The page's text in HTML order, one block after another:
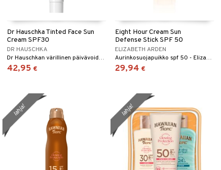
Dr Hauschka Tinted Face Sun
Cream SPF30
DR HAUSCHKA
Dr Hauschkan värillinen päivävoide suojakertoimella SPF 30
42,95 €
Eight Hour Cream Sun
Defense Stick SPF 50
ELIZABETH ARDEN
Aurinkosuojapuikko spf 50 - Elizabeth Arden
29,94 €
lahja! lahja!